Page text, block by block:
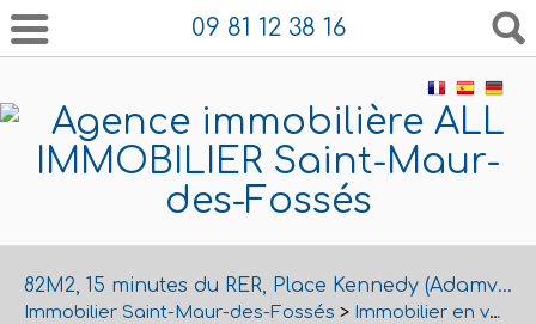
09 81 12 38 16
82M2, 15 minutes du RER, Place Kennedy (Adamville)
Immobilier Saint-Maur-des-Fossés > Immobilier en vente Saint-Maur-des-Fossés